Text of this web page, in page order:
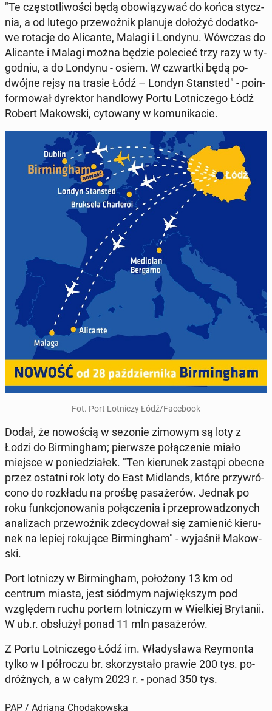
"Te czę­sto­tli­wo­ści będą obo­wią­zy­wać do końca stycz­
nia, a od lutego prze­woź­nik planuje dołożyć do­dat­ko­
we rotacje do Ali­can­te, Malagi i Londynu. Wówczas do
Ali­can­te i Malagi można będzie po­le­cieć trzy razy w ty­
go­dniu, a do Londynu - osiem. W czwart­ki będą po­
dwój­ne rejsy na trasie Łódź – Londyn Stan­sted" - po­in­
for­mo­wał dy­rek­tor han­dlo­wy Portu Lot­ni­cze­go Łódź
Robert Ma­kow­ski, cy­to­wa­ny w ko­mu­ni­ka­cie.
Fot. Port Lot­ni­czy Łódź/Fa­ce­bo­ok
Dodał, że no­wo­ścią w sezonie zimowym są loty z
Łodzi do Bir­ming­ham; pierw­sze po­łą­cze­nie miało
miejsce w po­nie­dzia­łek. "Ten kie­ru­nek zastąpi obecne
przez ostatni rok loty do East Mi­dlands, które przy­wró­
co­no do roz­kła­du na prośbę pa­sa­że­rów. Jednak po
roku funk­cjo­no­wa­nia po­łą­cze­nia i prze­pro­wa­dzo­nych
ana­li­zach prze­woź­nik zde­cy­do­wał się za­mie­nić kie­ru­
nek na lepiej ro­ku­ją­ce Bir­ming­ham" - wy­ja­śnił Ma­kow­
ski.
Port lot­ni­czy w Bir­ming­ham, po­ło­żo­ny 13 km od
centrum miasta, jest siódmym naj­więk­szym pod
wzglę­dem ruchu portem lot­ni­czym w Wiel­kiej Bry­ta­nii.
W ub.r. ob­słu­żył ponad 11 mln pa­sa­że­rów.
Z Portu Lot­ni­cze­go Łódź im. Wła­dy­sła­wa Rey­mon­ta
tylko w I pół­ro­czu br. sko­rzy­sta­ło prawie 200 tys. po­
dróż­nych, a w całym 2023 r. - ponad 350 tys.
PAP / Adriana Chodakowska